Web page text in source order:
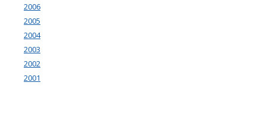
2006
2005
2004
2003
2002
2001